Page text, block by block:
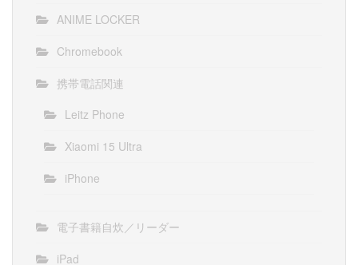
ANIME LOCKER
Chromebook
携帯電話関連
Leitz Phone
Xiaomi 15 Ultra
iPhone
電子書籍自炊／リーダー
iPad